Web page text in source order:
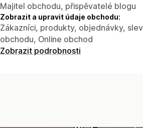
Majitel obchodu, přispěvatelé blogu
Zobrazit a upravit údaje obchodu:
Zákazníci, produkty, objednávky,
obchodu, Online obchod
Zobrazit podrobnosti